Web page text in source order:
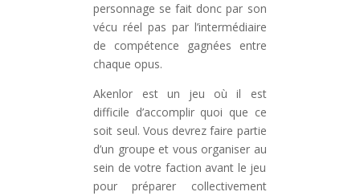
personnage se fait donc par son
vécu réel pas par l’intermédiaire
de compétence gagnées entre
chaque opus.
Akenlor est un jeu où il est
difficile d’accomplir quoi que ce
soit seul. Vous devrez faire partie
d’un groupe et vous organiser au
sein de votre faction avant le jeu
pour préparer collectivement